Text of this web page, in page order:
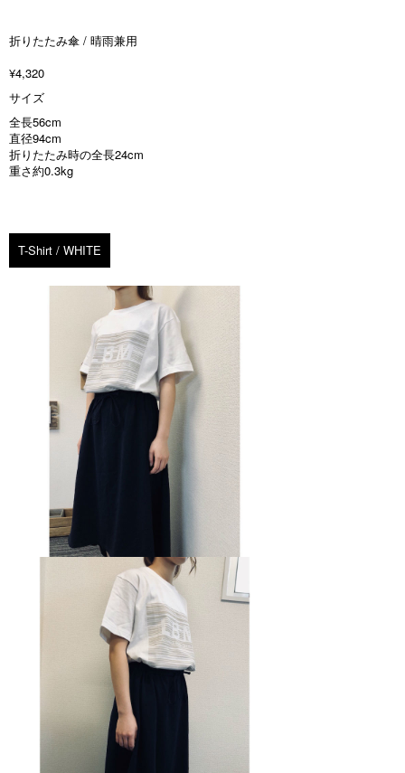
折りたたみ傘 / 晴雨兼用
¥4,320
サイズ
全長56cm
直径94cm
折りたたみ時の全長24cm
重さ約0.3kg
T-Shirt / WHITE